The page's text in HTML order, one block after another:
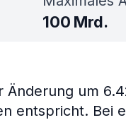
100 Mrd.
Änderung um
entspricht. Bei